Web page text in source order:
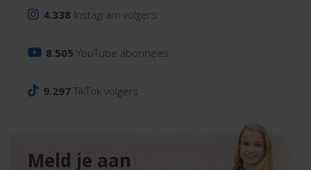
4.338 Instagram volgers
8.505 YouTube abonnees
9.297 TikTok volgers
Meld je aan